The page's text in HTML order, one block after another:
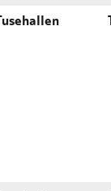
Tusehallen